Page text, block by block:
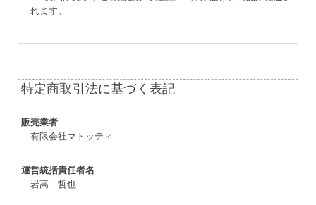
れます。
特定商取引法に基づく表記
販売業者
有限会社マトッティ
運営統括責任者名
岩高 哲也